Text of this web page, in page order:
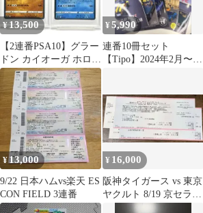
¥13,500
【2連番PSA10】グラー
ドン カイオーガ ホロ
25周年
¥5,990
連番10冊セット
【Tipo】2024年2月〜
¥ 13,000
9/22 日本ハムvs楽天 ES
CON FIELD 3連番
¥ 16,000
阪神タイガース vs 東京
ヤクルト 8/19 京セラド